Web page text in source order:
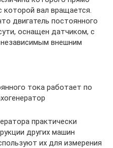
которой вал вращается.
двигатель постоянного
оснащен датчиком, с
внешним
тока работает по
практически
других машин
их для измерения